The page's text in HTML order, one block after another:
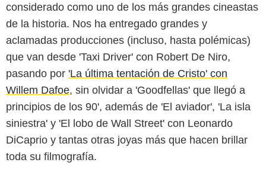
considerado como uno de los más grandes cineastas
de la historia. Nos ha entregado grandes y
aclamadas producciones (incluso, hasta polémicas)
que van desde 'Taxi Driver' con Robert De Niro,
pasando por 'La última tentación de Cristo' con
Willem Dafoe, sin olvidar a 'Goodfellas' que llegó a
principios de los 90', además de 'El aviador', 'La isla
siniestra' y 'El lobo de Wall Street' con Leonardo
DiCaprio y tantas otras joyas más que hacen brillar
toda su filmografía.